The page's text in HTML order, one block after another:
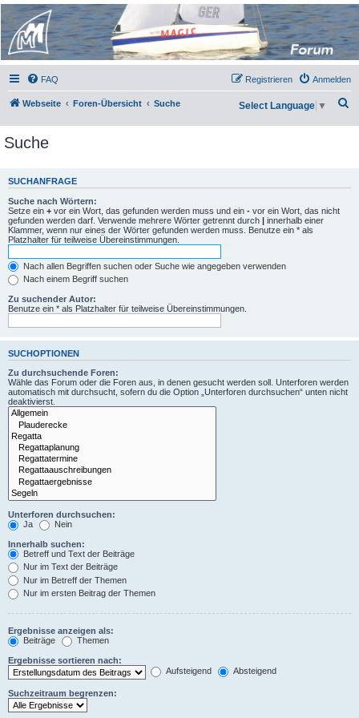
Micro Magic Forum
Deutschland
FAQ Anmelden
Registrieren
Webseite Foren-Übersicht Suche Select Language ▼
Suche
SUCHANFRAGE
Suche nach Wörtern:
Setze ein + vor ein Wort, das gefunden werden muss und ein - vor ein Wort, das nicht
gefunden werden darf. Verwende mehrere Wörter getrennt durch | innerhalb einer
Klammer, wenn nur eines der Wörter gefunden werden muss. Benutze ein * als
Platzhalter für teilweise Übereinstimmungen.
Nach allen Begriffen suchen oder Suche wie angegeben verwenden
Nach einem Begriff suchen
Zu suchender Autor:
Benutze ein * als Platzhalter für teilweise Übereinstimmungen.
SUCHOPTIONEN
Zu durchsuchende Foren:
Wähle das Forum oder die Foren aus, in denen gesucht werden soll. Unterforen werden
automatisch mit durchsucht, sofern du die Option „Unterforen durchsuchen“ unten nicht
deaktivierst.
Unterforen durchsuchen:
Ja
Nein
Innerhalb suchen:
Betreff und Text der Beiträge
Nur im Text der Beiträge
Nur im Betreff der Themen
Nur im ersten Beitrag der Themen
Ergebnisse anzeigen als:
Beiträge
Themen
Ergebnisse sortieren nach:
Aufsteigend
Absteigend
Suchzeitraum begrenzen: